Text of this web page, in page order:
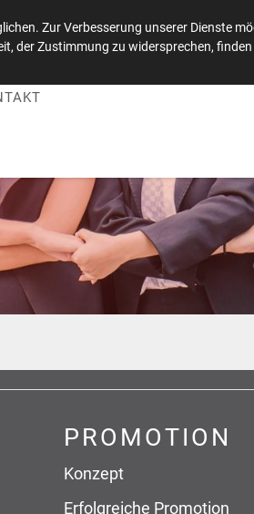
PROMOTION
Konzept
Erfolgreiche Promotion
Zur Verbesserung unserer Dienste
der Zustimmung zu widersprechen,